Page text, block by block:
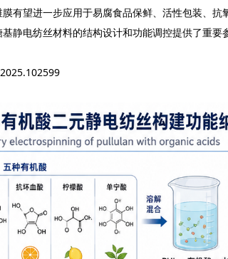
有望进一步应用于易腐食品保鲜、活性包装、抗
静电纺丝材料的结构设计和功能调控提供了重要